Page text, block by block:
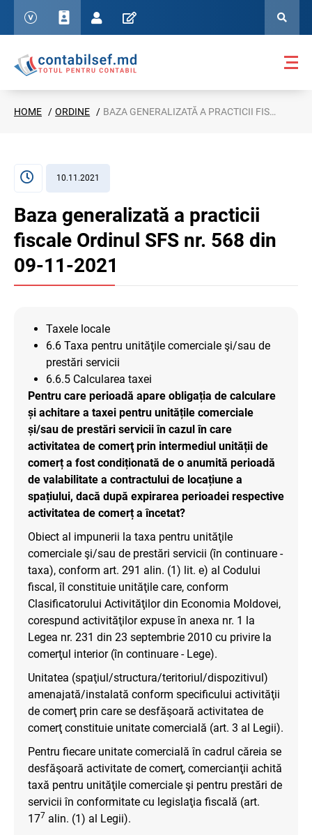
HOME ORDINE BAZA GENERALIZATĂ A PRACTICII FISCALE ORDINUL SFS NR. 568 DIN 09-11-2021
10.11.2021
Baza generalizată a practicii
fiscale Ordinul SFS nr. 568 din
09-11-2021
Taxele locale
6.6 Taxa pentru unităţile comerciale şi/sau de
prestări servicii
6.6.5 Calcularea taxei
Pentru care perioadă apare obligația de calculare
și achitare a taxei pentru unitățile comerciale
și/sau de prestări servicii în cazul în care
activitatea de comerţ prin intermediul unității de
comerț a fost condiționată de o anumită perioadă
de valabilitate a contractului de locațiune a
spațiului, dacă după expirarea perioadei respective
activitatea de comerț a încetat?
Obiect al impunerii la taxa pentru unităţile
comerciale şi/sau de prestări servicii (în continuare -
taxa), conform art. 291 alin. (1) lit. e) al Codului
fiscal, îl constituie unităţile care, conform
Clasificatorului Activităţilor din Economia Moldovei,
corespund activităţilor expuse în anexa nr. 1 la
Legea nr. 231 din 23 septembrie 2010 cu privire la
comerţul interior (în continuare - Lege).
Unitatea (spaţiul/structura/teritoriul/dispozitivul)
amenajată/instalată conform specificului activităţii
de comerţ prin care se desfăşoară activitatea de
comerţ constituie unitate comercială (art. 3 al Legii).
Pentru fiecare unitate comercială în cadrul căreia se
desfăşoară activitate de comerţ, comercianţii achită
taxă pentru unităţile comerciale şi pentru prestări de
servicii în conformitate cu legislaţia fiscală (art.
177 alin. (1) al Legii).